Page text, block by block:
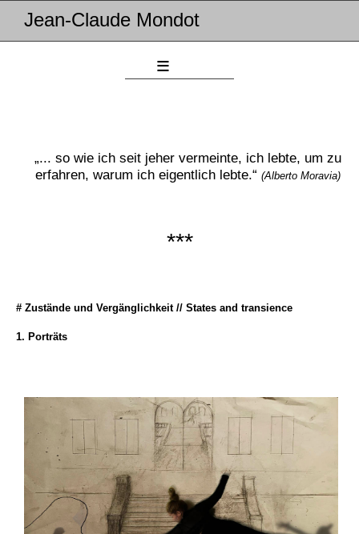
Jean-Claude Mondot
≡
„... so wie ich seit jeher vermeinte, ich lebte, um zu
erfahren, warum ich eigentlich lebte.“ (Alberto Moravia)
***
# Zustände und Vergänglichkeit // States and transience
1. Porträts